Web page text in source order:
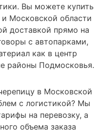
Вы можете купить
Московской области
доставкой прямо на
с автопарками,
как в центр
районы Подмосковья.
в Московской
с логистикой? Мы
на перевозку, а
объема заказа